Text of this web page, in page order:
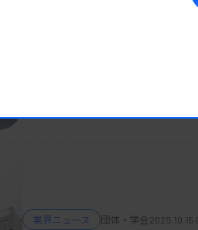
2025.10.10
筑波大病院の関連法人が
業界ニュース 団体・学会2025.10.15